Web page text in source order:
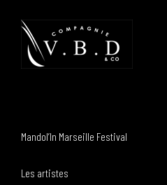
Mandol’In Marseille Festival
Les artistes